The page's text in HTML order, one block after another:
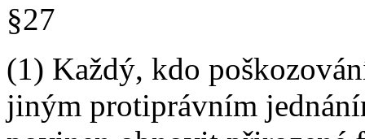
§27
(1) Každý, kdo
jiným protiprávním